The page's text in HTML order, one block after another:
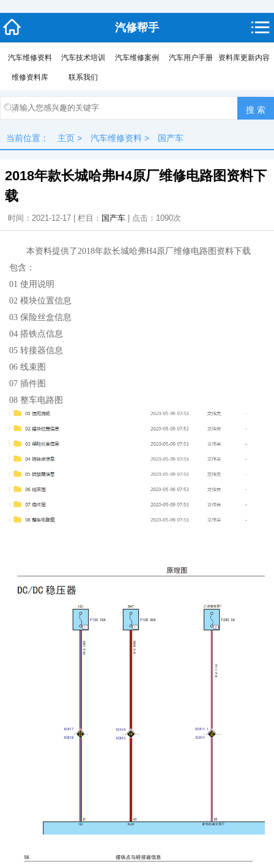
汽修帮手
汽车维修资料 汽车技术培训 汽车维修案例 汽车用户手册 资料库更新内容
维修资料库 联系我们
当前位置： 主页 > 汽车维修资料 > 国产车
2018年款长城哈弗H4原厂维修电路图资料下
载
时间：2021-12-17 | 栏目： 国产车 | 点击： 1090次
本资料提供了2018年款长城哈弗H4原厂维修电路图资料下载
包含：
01 使用说明
02 模块位置信息
03 保险丝盒信息
04 搭铁点信息
05 转接器信息
06 线束图
07 插件图
08 整车电路图